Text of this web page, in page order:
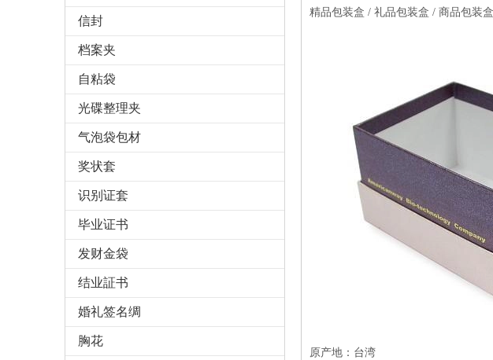
信封
档案夹
自粘袋
光碟整理夹
气泡袋包材
奖状套
识别证套
毕业证书
发财金袋
结业証书
婚礼签名绸
胸花
精品包装盒 / 礼品包装盒 / 商品包装盒
原产地：台湾